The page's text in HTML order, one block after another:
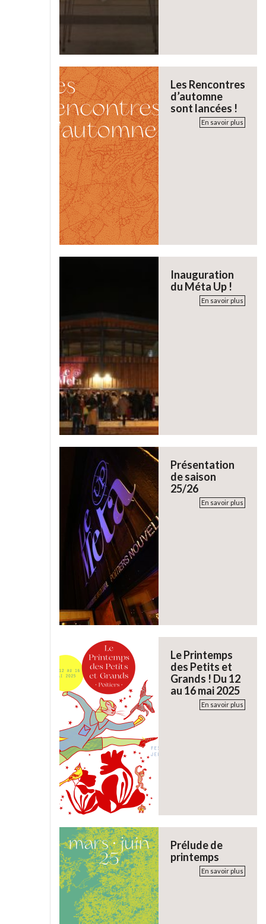
Les Rencontres
d’automne
sont lancées !
En savoir plus
Inauguration
du Méta Up !
En savoir plus
Présentation
de saison
25/26
En savoir plus
Le Printemps
des Petits et
Grands ! Du 12
au 16 mai 2025
En savoir plus
Prélude de
printemps
En savoir plus